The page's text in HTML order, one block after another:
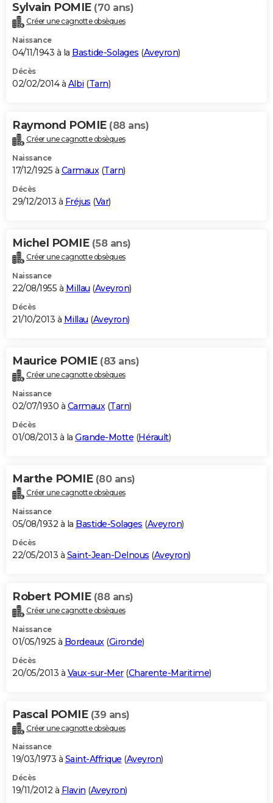
Sylvain POMIE (70 ans)
Créer une cagnotte obsèques
Naissance
04/11/1943 à la Bastide-Solages (Aveyron)
Décès
02/02/2014 à Albi (Tarn)
Raymond POMIE (88 ans)
Créer une cagnotte obsèques
Naissance
17/12/1925 à Carmaux(Tarn)
Décès
29/12/2013 à Fréjus (Var)
Michel POMIE (58 ans)
Créer une cagnotte obsèques
Naissance
22/08/1955 à Millau (Aveyron)
Décès
21/10/2013 à Millau (Aveyron)
Maurice POMIE (83 ans)
Créer une cagnotte obsèques
Naissance
02/07/1930 à Carmaux(Tarn)
Décès
01/08/2013 à la Grande-Motte (Hérault)
Marthe POMIE (80 ans)
Créer une cagnotte obsèques
Naissance
05/08/1932 à la Bastide-Solages (Aveyron)
Décès
22/05/2013 à Saint-Jean-Delnous (Aveyron)
Robert POMIE (88 ans)
Créer une cagnotte obsèques
Naissance
01/05/1925 à Bordeaux (Gironde)
Décès
20/05/2013 à Vaux-sur-Mer(Charente-Maritime)
Pascal POMIE (39 ans)
Créer une cagnotte obsèques
Naissance
19/03/1973 à Saint-Affrique (Aveyron)
Décès
19/11/2012 à Flavin (Aveyron)